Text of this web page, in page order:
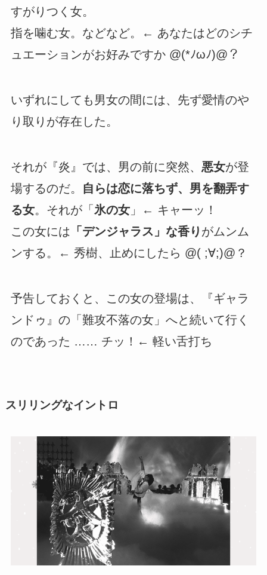
すがりつく女。
指を噛む女。などなど。← あなたはどのシチ
ュエーションがお好みですか @(*ﾉωﾉ)@？
いずれにしても男女の間には、先ず愛情のや
り取りが存在した。
それが『炎』では、男の前に突然、 悪女が登
場するのだ。 自らは恋に落ちず、男を翻弄す
る女。それが「氷の女」← キャーッ！
この女には 「デンジャラス」な香り がムンム
ンする。← 秀樹、止めにしたら @( ;∀;)@？
予告しておくと、この女の登場は、『ギャラ
ンドゥ』の「難攻不落の女」へと続いて行く
のであった …… チッ！← 軽い舌打ち
スリリングなイントロ